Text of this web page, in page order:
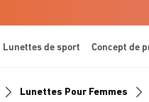
Lunettes de sport Concept de
Lunettes Pour Femmes